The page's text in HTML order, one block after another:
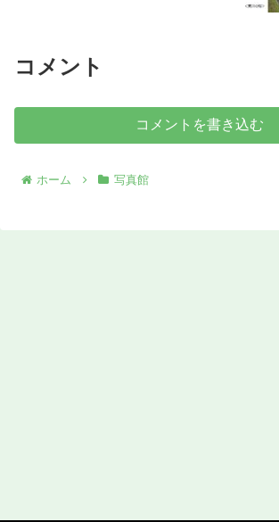
コメント
コメントを書き込む
ホーム 写真館